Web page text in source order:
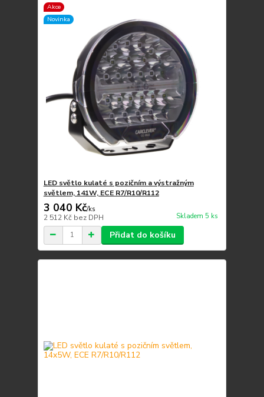
Akce
Novinka
LED světlo kulaté s pozičním a výstražným
světlem, 141W, ECE R7/R10/R112
3 040 Kč/ks
2 512 Kč bez DPH Skladem 5 ks
Přidat do košíku